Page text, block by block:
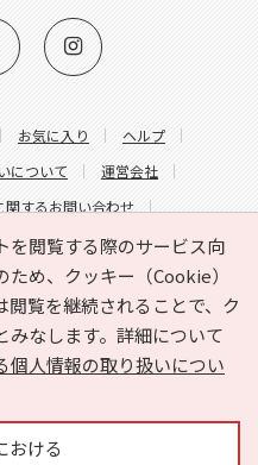
を閲覧する際のサービス向
め、クッキー（Cookie）
覧を継続されることで、ク
みなします。詳細について
個人情報の取り扱いについ
おける
お気に入り
ヘルプ
について
運営会社
関するお問い合わせ
るお問い合わせ
All Rights Reserved.